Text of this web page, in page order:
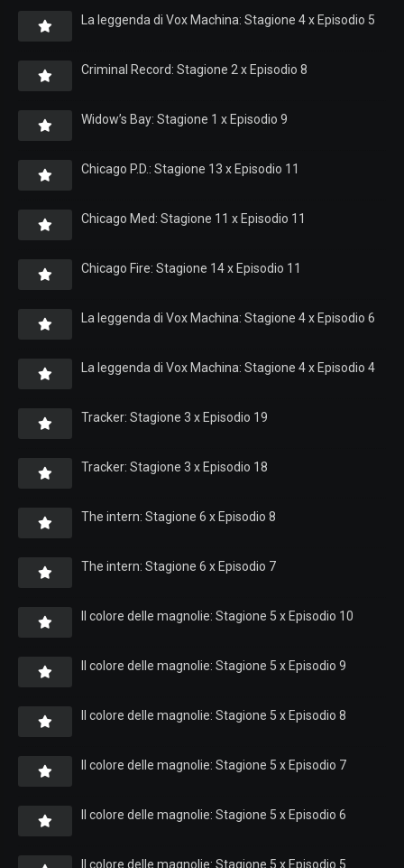
La leggenda di Vox Machina: Stagione 4 x Episodio 5
Criminal Record: Stagione 2 x Episodio 8
Widow’s Bay: Stagione 1 x Episodio 9
Chicago P.D.: Stagione 13 x Episodio 11
Chicago Med: Stagione 11 x Episodio 11
Chicago Fire: Stagione 14 x Episodio 11
La leggenda di Vox Machina: Stagione 4 x Episodio 6
La leggenda di Vox Machina: Stagione 4 x Episodio 4
Tracker: Stagione 3 x Episodio 19
Tracker: Stagione 3 x Episodio 18
The intern: Stagione 6 x Episodio 8
The intern: Stagione 6 x Episodio 7
Il colore delle magnolie: Stagione 5 x Episodio 10
Il colore delle magnolie: Stagione 5 x Episodio 9
Il colore delle magnolie: Stagione 5 x Episodio 8
Il colore delle magnolie: Stagione 5 x Episodio 7
Il colore delle magnolie: Stagione 5 x Episodio 6
Il colore delle magnolie: Stagione 5 x Episodio 5